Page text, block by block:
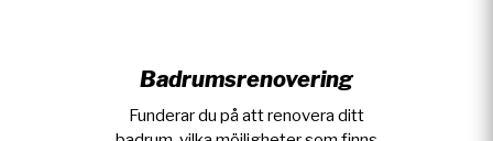
Badrumsrenovering
Funderar du på att renovera ditt